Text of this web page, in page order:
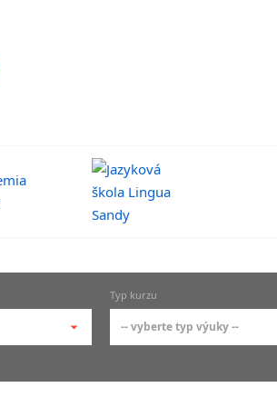
Typ kurzu
-- vyberte typ výuky --